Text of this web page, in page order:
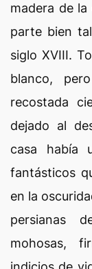
madera de
parte bien
siglo XVIII.
blanco,
recostada
dejado al
casa había
fantásticos
en la
persianas
mohosas,